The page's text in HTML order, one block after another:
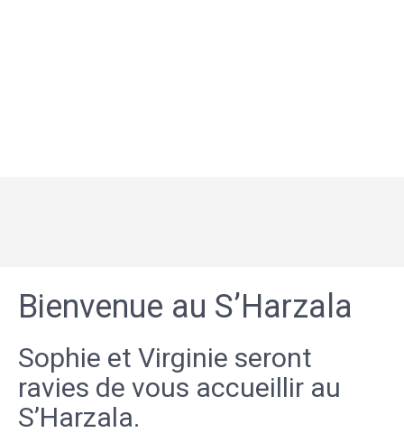
Bienvenue au S’Harzala
Sophie et Virginie seront
ravies de vous accueillir au
S’Harzala.